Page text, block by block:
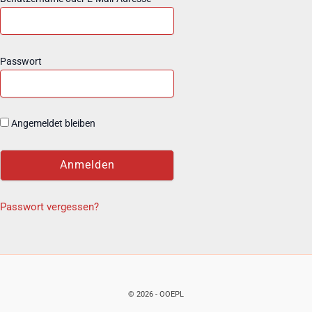
Passwort
Angemeldet bleiben
Passwort vergessen?
© 2026 - OOEPL